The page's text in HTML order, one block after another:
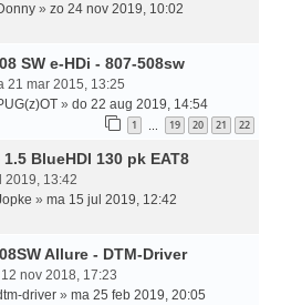
» zo 24 nov 2019, 10:02
SW e-HDi - 807-508sw
21 mar 2015, 13:25
» do 22 aug 2019, 14:54
1 … 19 20 21 22
BlueHDI 130 pk EAT8
2019, 13:42
» ma 15 jul 2019, 12:42
Allure - DTM-Driver
nov 2018, 17:23
driver » ma 25 feb 2019, 20:05